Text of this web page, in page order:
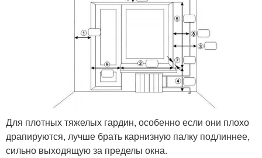
Для плотных тяжелых гардин, особенно если они плохо
драпируются, лучше брать карнизную палку подлиннее,
сильно выходящую за пределы окна.